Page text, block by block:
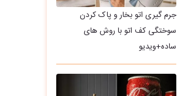
جرم گیری اتو بخار و پاک کردن
سوختگی کف اتو با روش های
ساده+ویدیو